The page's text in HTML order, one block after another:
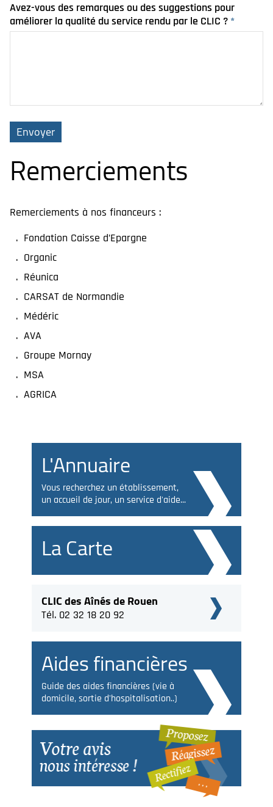
Avez-vous des remarques ou des suggestions pour
améliorer la qualité du service rendu par le CLIC ? *
Remerciements
Remerciements à nos financeurs :
Fondation Caisse d’Epargne
Organic
Réunica
CARSAT de Normandie
Médéric
AVA
Groupe Mornay
MSA
AGRICA
L'Annuaire
Vous recherchez un établissement,
un accueil de jour, un service d'aide...
La Carte
CLIC des Aînés de Rouen
Tél. 02 32 18 20 92
Aides financières
Guide des aides financières (vie à
domicile, sortie d'hospitalisation..)